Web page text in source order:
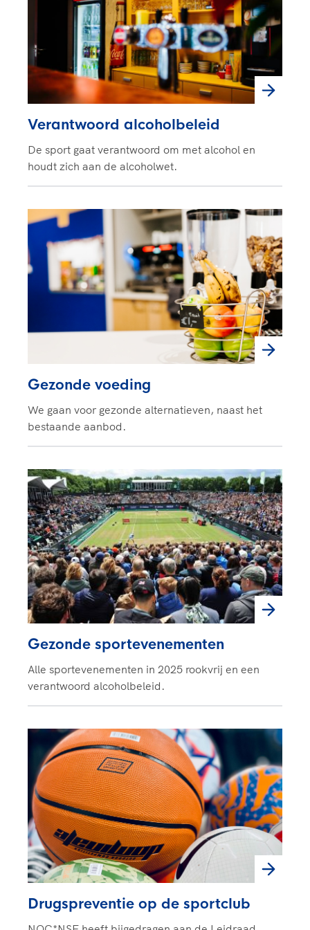
Verantwoord alcoholbeleid
De sport gaat verantwoord om met alcohol en
houdt zich aan de alcoholwet.
Gezonde voeding
We gaan voor gezonde alternatieven, naast het
bestaande aanbod.
Gezonde sportevenementen
Alle sportevenementen in 2025 rookvrij en een
verantwoord alcoholbeleid.
Drugspreventie op de sportclub